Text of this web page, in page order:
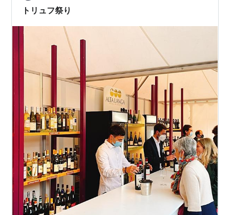
ってもらってて憧れた時計を３０年経った頃に買ったも
トリュフ祭り